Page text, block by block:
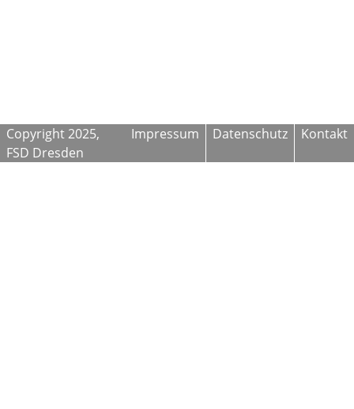
Copyright 2025,
FSD Dresden
Impressum Datenschutz Kontakt